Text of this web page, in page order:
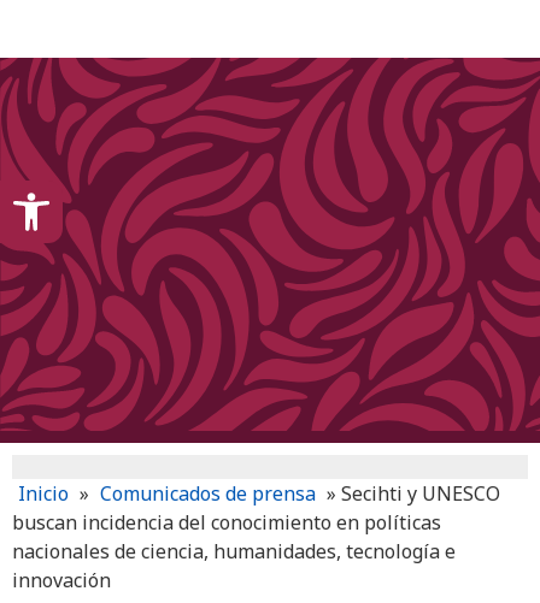
Inicio » Comunicados de prensa » Secihti y UNESCO
buscan incidencia del conocimiento en políticas
nacionales de ciencia, humanidades, tecnología e
innovación
Open toolbar